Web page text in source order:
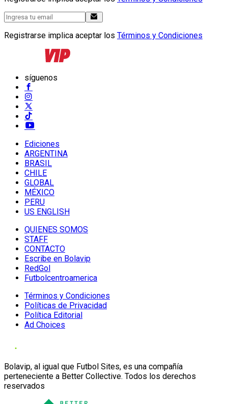
Registrarse implica aceptar los Términos y Condiciones
síguenos
Ediciones
ARGENTINA
BRASIL
CHILE
GLOBAL
MÉXICO
PERU
US ENGLISH
QUIENES SOMOS
STAFF
CONTACTO
Escribe en Bolavip
RedGol
Futbolcentroamerica
Términos y Condiciones
Políticas de Privacidad
Política Editorial
Ad Choices
Bolavip, al igual que Futbol Sites, es una compañía
perteneciente a Better Collective. Todos los derechos
reservados